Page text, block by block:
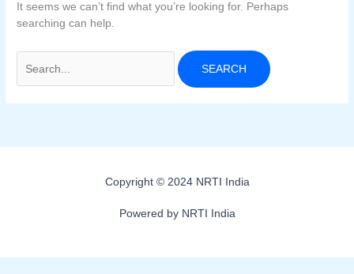
It seems we can’t find what you’re looking for. Perhaps
searching can help.
for:
Copyright © 2024 NRTI India
Powered by NRTI India